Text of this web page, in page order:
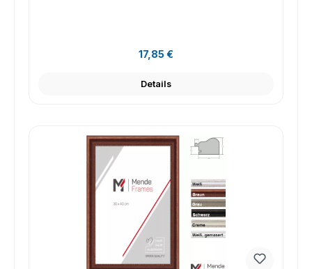
Regulärer Preis:
17,85 €
Details